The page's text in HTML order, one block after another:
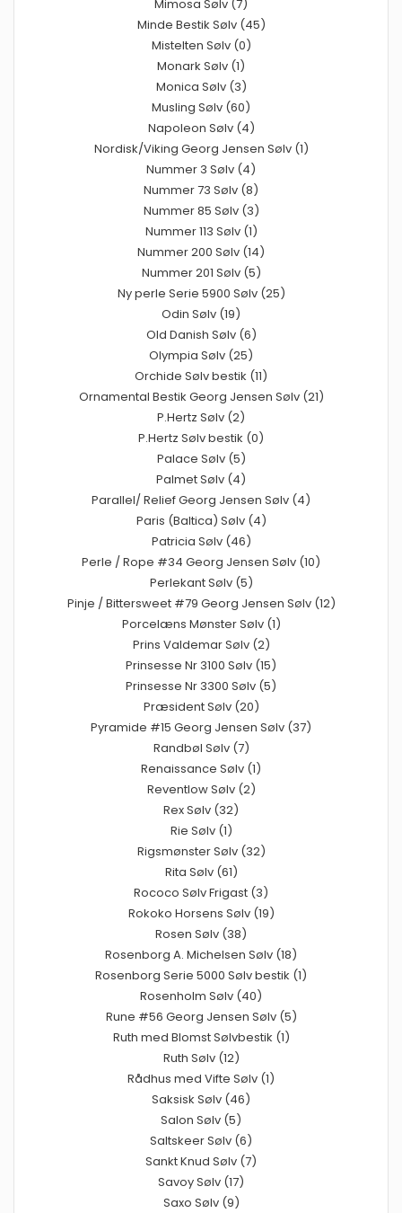
Mimosa Sølv (7)
Minde Bestik Sølv (45)
Mistelten Sølv (0)
Monark Sølv (1)
Monica Sølv (3)
Musling Sølv (60)
Napoleon Sølv (4)
Nordisk/Viking Georg Jensen Sølv (1)
Nummer 3 Sølv (4)
Nummer 73 Sølv (8)
Nummer 85 Sølv (3)
Nummer 113 Sølv (1)
Nummer 200 Sølv (14)
Nummer 201 Sølv (5)
Ny perle Serie 5900 Sølv (25)
Odin Sølv (19)
Old Danish Sølv (6)
Olympia Sølv (25)
Orchide Sølv bestik (11)
Ornamental Bestik Georg Jensen Sølv (21)
P.Hertz Sølv (2)
P.Hertz Sølv bestik (0)
Palace Sølv (5)
Palmet Sølv (4)
Parallel/ Relief Georg Jensen Sølv (4)
Paris (Baltica) Sølv (4)
Patricia Sølv (46)
Perle / Rope #34 Georg Jensen Sølv (10)
Perlekant Sølv (5)
Pinje / Bittersweet #79 Georg Jensen Sølv (12)
Porcelæns Mønster Sølv (1)
Prins Valdemar Sølv (2)
Prinsesse Nr 3100 Sølv (15)
Prinsesse Nr 3300 Sølv (5)
Præsident Sølv (20)
Pyramide #15 Georg Jensen Sølv (37)
Randbøl Sølv (7)
Renaissance Sølv (1)
Reventlow Sølv (2)
Rex Sølv (32)
Rie Sølv (1)
Rigsmønster Sølv (32)
Rita Sølv (61)
Rococo Sølv Frigast (3)
Rokoko Horsens Sølv (19)
Rosen Sølv (38)
Rosenborg A. Michelsen Sølv (18)
Rosenborg Serie 5000 Sølv bestik (1)
Rosenholm Sølv (40)
Rune #56 Georg Jensen Sølv (5)
Ruth med Blomst Sølvbestik (1)
Ruth Sølv (12)
Rådhus med Vifte Sølv (1)
Saksisk Sølv (46)
Salon Sølv (5)
Saltskeer Sølv (6)
Sankt Knud Sølv (7)
Savoy Sølv (17)
Saxo Sølv (9)